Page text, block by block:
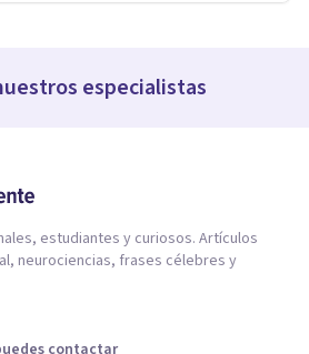
especialistas
estudiantes y curiosos. Artículos
neurociencias, frases célebres y
contactar